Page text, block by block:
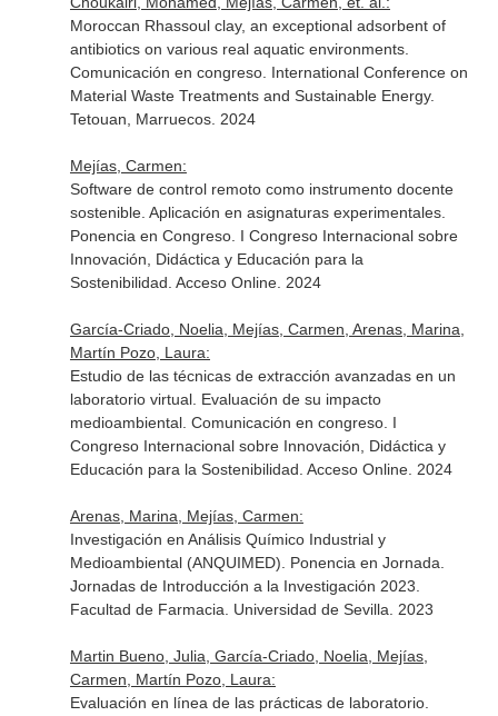
Moroccan Rhassoul clay, an exceptional adsorbent of
antibiotics on various real aquatic environments.
Comunicación en congreso. International Conference on
Material Waste Treatments and Sustainable Energy.
Tetouan, Marruecos. 2024
Mejías, Carmen:
Software de control remoto como instrumento docente
sostenible. Aplicación en asignaturas experimentales.
Ponencia en Congreso. I Congreso Internacional sobre
Innovación, Didáctica y Educación para la
Sostenibilidad. Acceso Online. 2024
García-Criado, Noelia, Mejías, Carmen, Arenas, Marina,
Martín Pozo, Laura:
Estudio de las técnicas de extracción avanzadas en un
laboratorio virtual. Evaluación de su impacto
medioambiental. Comunicación en congreso. I
Congreso Internacional sobre Innovación, Didáctica y
Educación para la Sostenibilidad. Acceso Online. 2024
Arenas, Marina, Mejías, Carmen:
Investigación en Análisis Químico Industrial y
Medioambiental (ANQUIMED). Ponencia en Jornada.
Jornadas de Introducción a la Investigación 2023.
Facultad de Farmacia. Universidad de Sevilla. 2023
Martin Bueno, Julia, García-Criado, Noelia, Mejías,
Carmen, Martín Pozo, Laura:
Evaluación en línea de las prácticas de laboratorio.